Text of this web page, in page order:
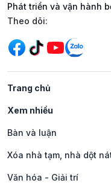
Phát triển và vận hành
Mạng xã hội
Theo dõi:
Trang chủ
Xem nhiều
Bàn và luận
Xóa nhà tạm, nhà dột
Văn hóa - Giải trí